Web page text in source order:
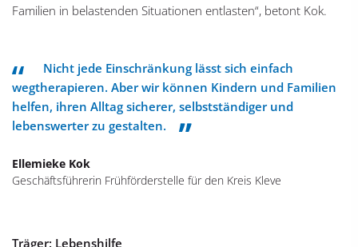
Familien in belastenden Situationen entlasten“, betont Kok.
Nicht jede Einschränkung lässt sich einfach
wegtherapieren. Aber wir können Kindern und Familien
helfen, ihren Alltag sicherer, selbstständiger und
lebenswerter zu gestalten.
Ellemieke Kok
Geschäftsführerin Frühförderstelle für den Kreis Kleve
Träger: Lebenshilfe